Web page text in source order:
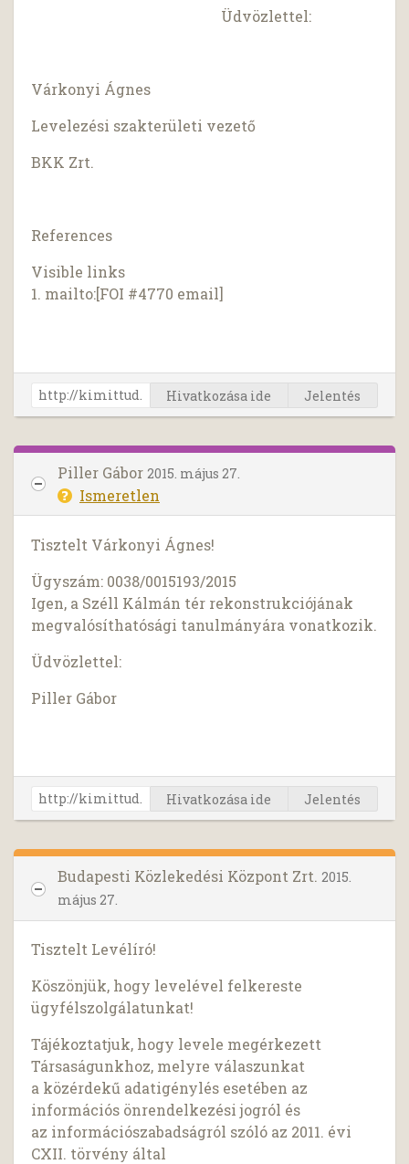
Üdvözlettel:
Várkonyi Ágnes
Levelezési szakterületi vezető
BKK Zrt.
References
Visible links
1. mailto:[FOI #4770 email]
Hivatkozása ide Jelentés
Piller Gábor 2015. május 27.
Ismeretlen
Tisztelt Várkonyi Ágnes!
Ügyszám: 0038/0015193/2015
Igen, a Széll Kálmán tér rekonstrukciójának
megvalósíthatósági tanulmányára vonatkozik.
Üdvözlettel:
Piller Gábor
Hivatkozása ide Jelentés
Budapesti Közlekedési Központ Zrt. 2015.
május 27.
Tisztelt Levélíró!
Köszönjük, hogy levelével felkereste
ügyfélszolgálatunkat!
Tájékoztatjuk, hogy levele megérkezett
Társaságunkhoz, melyre válaszunkat
a közérdekű adatigénylés esetében az
információs önrendelkezési jogról és
az információszabadságról szóló az 2011. évi
CXII. törvény által